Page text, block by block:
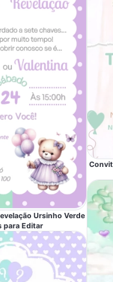
Ursinho Verde
para Editar